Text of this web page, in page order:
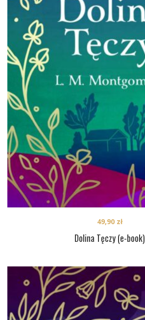
Dolina Tęczy (e-book)
49,90 zł